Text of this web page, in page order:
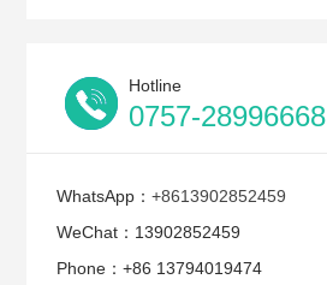
Hotline
0757-28996668
WhatsApp： +8613902852459
WeChat：13902852459
Phone：+86 13794019474